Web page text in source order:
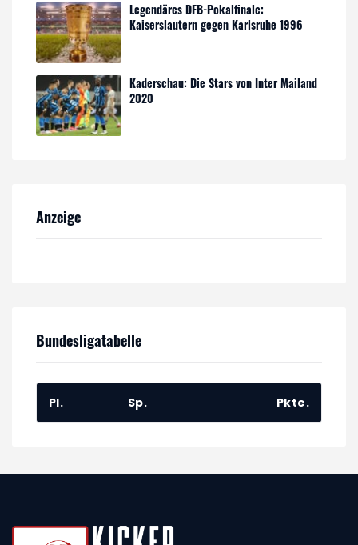
Legendäres DFB-Pokalfinale:
Kaiserslautern gegen Karlsruhe 1996
Kaderschau: Die Stars von Inter Mailand
2020
Anzeige
Bundesligatabelle
Pl. Sp. Pkte.